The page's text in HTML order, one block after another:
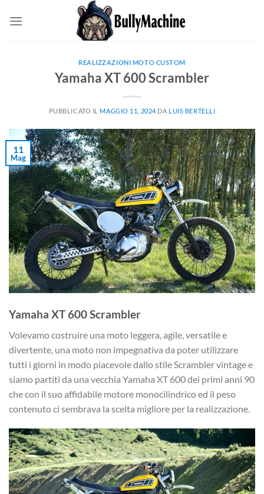
REALIZZAZIONI MOTO CUSTOM
Yamaha XT 600 Scrambler
PUBBLICATO IL MAGGIO 11, 2024 DA LUIS BERTELLI
11
Mag
Yamaha XT 600 Scrambler
Volevamo costruire una moto leggera, agile, versatile e
divertente, una moto non impegnativa da poter utilizzare
tutti i giorni in modo piacevole dallo stile Scrambler vintage e
siamo partiti da una vecchia Yamaha XT 600 dei primi anni 90
che con il suo affidabile motore monocilindrico ed il peso
contenuto ci sembrava la scelta migliore per la realizzazione.